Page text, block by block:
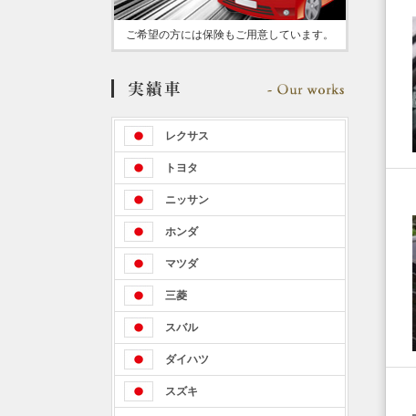
ご希望の方には保険もご用意しています。
レクサス
トヨタ
ニッサン
ホンダ
マツダ
三菱
スバル
ダイハツ
スズキ